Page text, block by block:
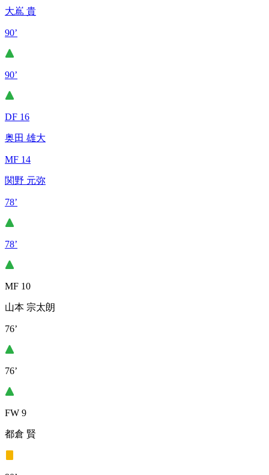
大嶌 貴
90’
90’
DF 16
奥田 雄大
MF 14
関野 元弥
78’
78’
MF 10
山本 宗太朗
76’
76’
FW 9
都倉 賢